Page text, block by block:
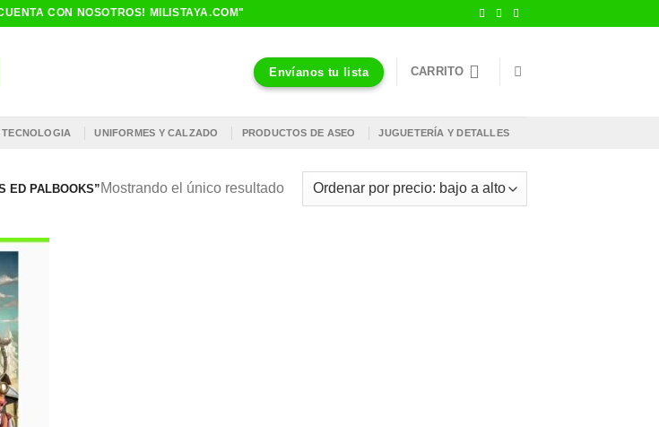
CON NOSOTROS! MILISTAYA.COM"
Envíanos tu lista CARRITO
TECNOLOGIA UNIFORMES Y CALZADO PRODUCTOS DE ASEO JUGUETERÍA Y DETALLES
ED PALBOOKS” Mostrando el único resultado